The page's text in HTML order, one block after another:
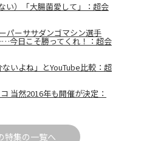
い）「大腸菌愛して」：超会
パーササダンゴマシン選手
今日こそ勝ってくれ！：超会
いよね」とYouTube比較：超
当然2016年も開催が決定：
特集の一覧へ